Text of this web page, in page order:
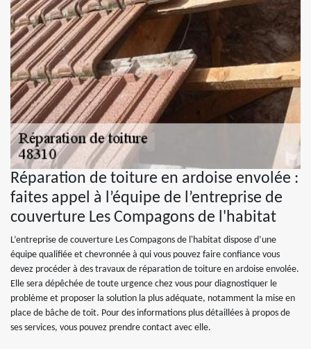
Réparation de toiture en ardoise envolée :
faites appel à l’équipe de l’entreprise de
couverture Les Compagons de l'habitat
L’entreprise de couverture Les Compagons de l'habitat dispose d’une
équipe qualifiée et chevronnée à qui vous pouvez faire confiance vous
devez procéder à des travaux de réparation de toiture en ardoise envolée.
Elle sera dépêchée de toute urgence chez vous pour diagnostiquer le
problème et proposer la solution la plus adéquate, notamment la mise en
place de bâche de toit. Pour des informations plus détaillées à propos de
ses services, vous pouvez prendre contact avec elle.